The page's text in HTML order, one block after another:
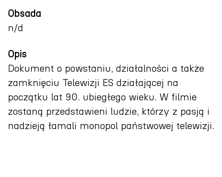
Obsada
n/d
Opis
Dokument o powstaniu, działalności a także
zamknięciu Telewizji ES działającej na
początku lat 90. ubiegłego wieku. W filmie
zostaną przedstawieni ludzie, którzy z pasją i
nadzieją łamali monopol państwowej telewizji.